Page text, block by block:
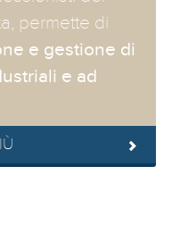
permette di
e gestione di
e ad